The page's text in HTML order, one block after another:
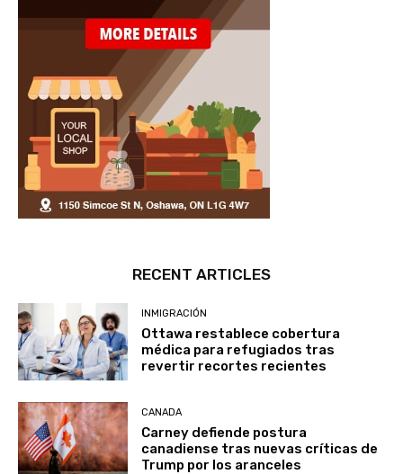
RECENT ARTICLES
INMIGRACIÓN
Ottawa restablece cobertura
médica para refugiados tras
revertir recortes recientes
CANADA
Carney defiende postura
canadiense tras nuevas críticas de
Trump por los aranceles